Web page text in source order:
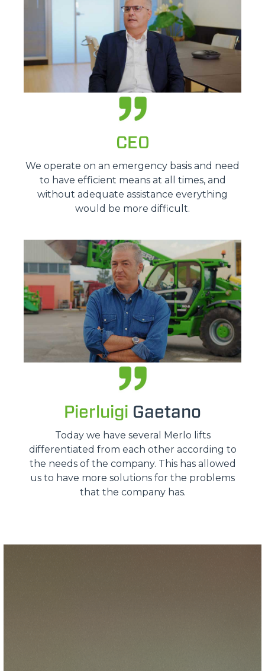
CEO
We operate on an emergency basis and need
to have efficient means at all times, and
without adequate assistance everything
would be more difficult.
Pierluigi Gaetano
Today we have several Merlo lifts
differentiated from each other according to
the needs of the company. This has allowed
us to have more solutions for the problems
that the company has.